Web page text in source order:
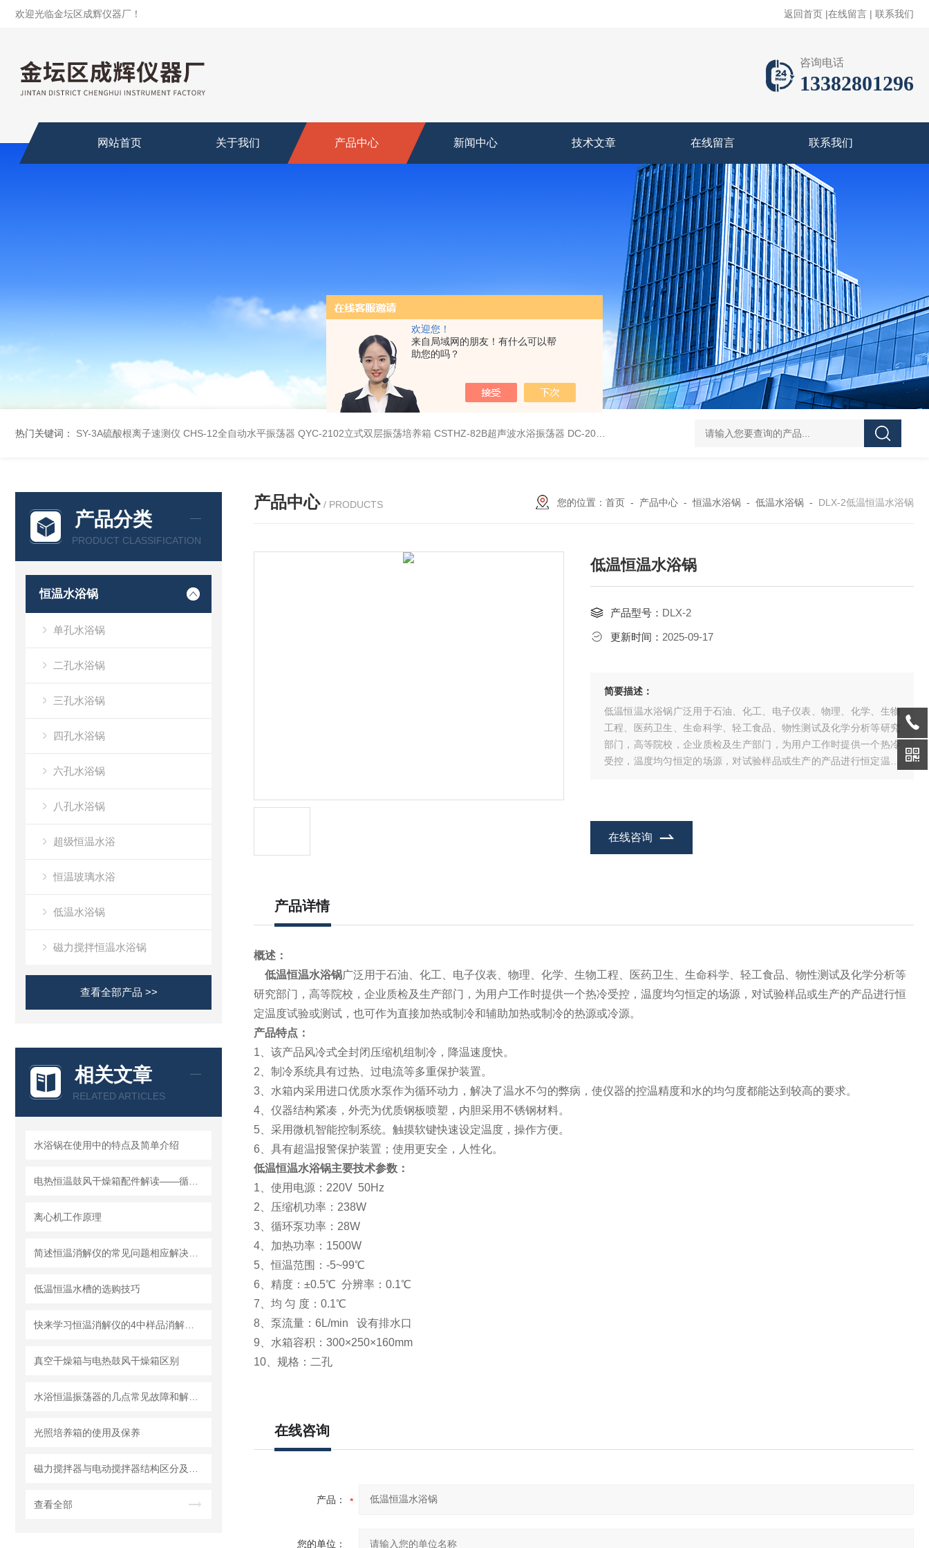
欢迎您！
来自局域网的朋友！有什么可以帮
助您的吗？
欢迎光临金坛区成辉仪器厂！ 返回首页 |在线留言 | 联系我们
咨询电话
13382801296
网站首页 关于我们 产品中心 新闻中心 技术文章 在线留言 联系我们
热门关键词： SY-3A硫酸根离子速测仪 CHS-12全自动水平振荡器 QYC-2102立式双层振荡培养箱 CSTHZ-82B超声波水浴振荡器 DC-20L低温恒温水浴 HY-100L大容量恒温油浴锅 YHJ-20恒温搅拌油浴锅 YHJ-4D
产品分类
PRODUCT CLASSIFICATION
恒温水浴锅
单孔水浴锅
二孔水浴锅
三孔水浴锅
四孔水浴锅
六孔水浴锅
八孔水浴锅
超级恒温水浴
恒温玻璃水浴
低温水浴锅
磁力搅拌恒温水浴锅
查看全部产品 >>
相关文章
RELATED ARTICLES
水浴锅在使用中的特点及简单介绍
离心机工作原理
低温恒温水槽的选购技巧
真空干燥箱与电热鼓风干燥箱区别
光照培养箱的使用及保养
查看全部
产品中心 / PRODUCTS 您的位置： 首页 - 产品中心 -恒温水浴锅 - 低温水浴锅 - DLX-2低温恒温水浴锅
低温恒温水浴锅
产品型号： DLX-2
更新时间： 2025-09-17
简要描述：
低温恒温水浴锅广泛用于石油、化工、电子仪表、物理、化学、生物
工程、医药卫生、生命科学、轻工食品、物性测试及化学分析等研究
部门，高等院校，企业质检及生产部门，为用户工作时提供一个热冷
受控，温度均匀恒定的场源，对试验样品或生产的产品进行恒定温度
在线咨询
产品详情
概述：
低温恒温水浴锅广泛用于石油、化工、电子仪表、物理、化学、生物工程、医药卫生、生命科学、轻工食品、物性测试及化学分析等
研究部门，高等院校，企业质检及生产部门，为用户工作时提供一个热冷受控，温度均匀恒定的场源，对试验样品或生产的产品进行恒
定温度试验或测试，也可作为直接加热或制冷和辅助加热或制冷的热源或冷源。
产品特点：
1、该产品风冷式全封闭压缩机组制冷，降温速度快。
2、制冷系统具有过热、过电流等多重保护装置。
3、水箱内采用进口优质水泵作为循环动力，解决了温水不匀的弊病，使仪器的控温精度和水的均匀度都能达到较高的要求。
4、仪器结构紧凑，外壳为优质钢板喷塑，内胆采用不锈钢材料。
5、采用微机智能控制系统。触摸软键快速设定温度，操作方便。
6、具有超温报警保护装置；使用更安全，人性化。
低温恒温水浴锅主要技术参数：
1、使用电源：220V 50Hz
2、压缩机功率：238W
3、循环泵功率：28W
4、加热功率：1500W
5、恒温范围：-5~99℃
6、精度：±0.5℃ 分辨率：0.1℃
7、均 匀 度：0.1℃
8、泵流量：6L/min 设有排水口
9、水箱容积：300×250×160mm
10、规格：二孔
在线咨询
产品：
您的单位：